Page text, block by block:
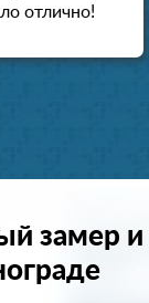
отлично!
замер и